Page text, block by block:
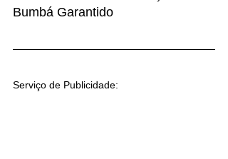
Bumbá Garantido
Serviço de Publicidade: